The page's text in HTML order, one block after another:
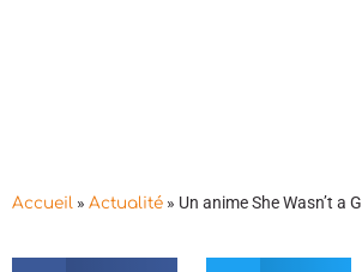
Accueil » Actualité » Un anime She Wasn’t a